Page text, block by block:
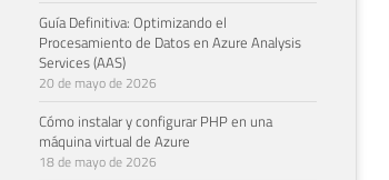
Guía Definitiva: Optimizando el
Procesamiento de Datos en Azure Analysis
Services (AAS)
20 de mayo de 2026
Cómo instalar y configurar PHP en una
máquina virtual de Azure
18 de mayo de 2026